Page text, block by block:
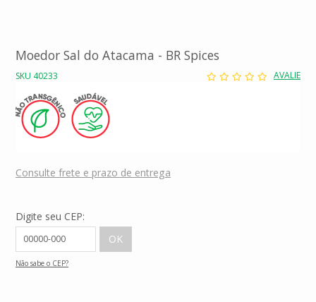
Moedor Sal do Atacama - BR Spices
SKU 40233 AVALIE
Consulte frete e prazo de entrega
Digite seu CEP:
Não sabe o CEP?